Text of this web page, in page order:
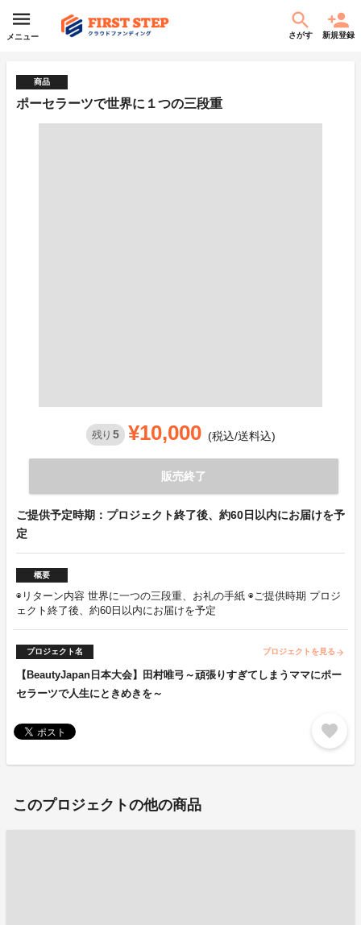
メニュー さがす 新規登録
商品
ポーセラーツで世界に１つの三段重
残り 5 ¥10,000 (税込/送料込)
販売終了
ご提供予定時期：プロジェクト終了後、約60日以内にお届けを予
定
概要
◉リターン内容 世界に一つの三段重、お礼の手紙 ◉ご提供時期 プロジ
ェクト終了後、約60日以内にお届けを予定
プロジェクト名 プロジェクトを見る arrow_forward
【BeautyJapan日本大会】田村唯弓～頑張りすぎてしまうママにポー
セラーツで人生にときめきを～
favorite
このプロジェクトの他の商品